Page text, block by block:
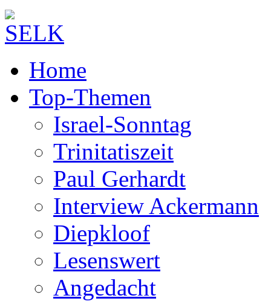
Home
Top-Themen
Israel-Sonntag
Trinitatiszeit
Paul Gerhardt
Interview Ackermann
Diepkloof
Lesenswert
Angedacht